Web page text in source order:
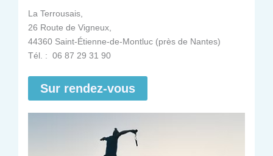
La Terrousais,
26 Route de Vigneux,
44360 Saint-Étienne-de-Montluc (près de Nantes)
Tél. : 06 87 29 31 90
Sur rendez-vous